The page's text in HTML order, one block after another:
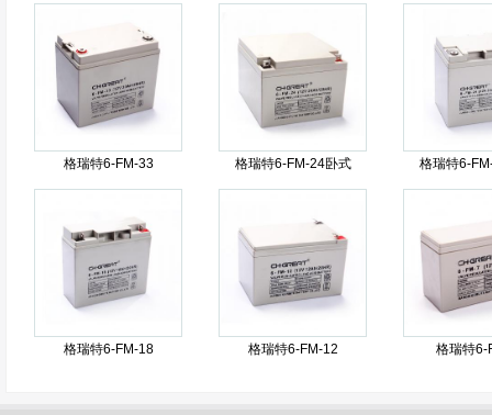
格瑞特6-FM-33 格瑞特6-FM-24卧式 格瑞特6-
格瑞特6-FM-18 格瑞特6-FM-12 格瑞特6-